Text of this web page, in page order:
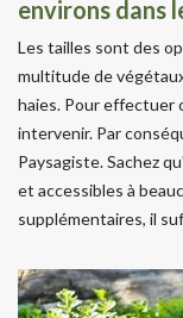
environs dans
Les tailles sont des
multitude de
haies. Pour effectuer
intervenir. Par
Paysagiste. Sachez
et accessibles à
supplémentaires, il